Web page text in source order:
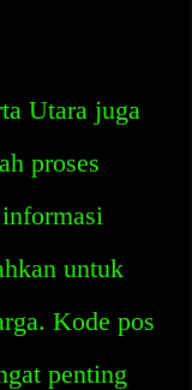
Utara juga
proses
untuk
Kode pos
penting